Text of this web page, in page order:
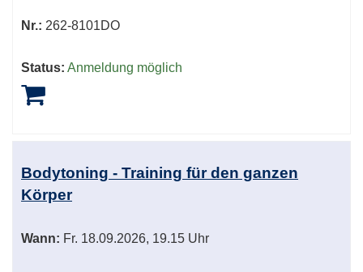
Nr.: 262-8101DO
Status: Anmeldung möglich
Bodytoning - Training für den ganzen
Körper
Wann: Fr. 18.09.2026, 19.15 Uhr